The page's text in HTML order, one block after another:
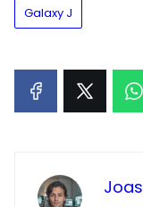
Galaxy J